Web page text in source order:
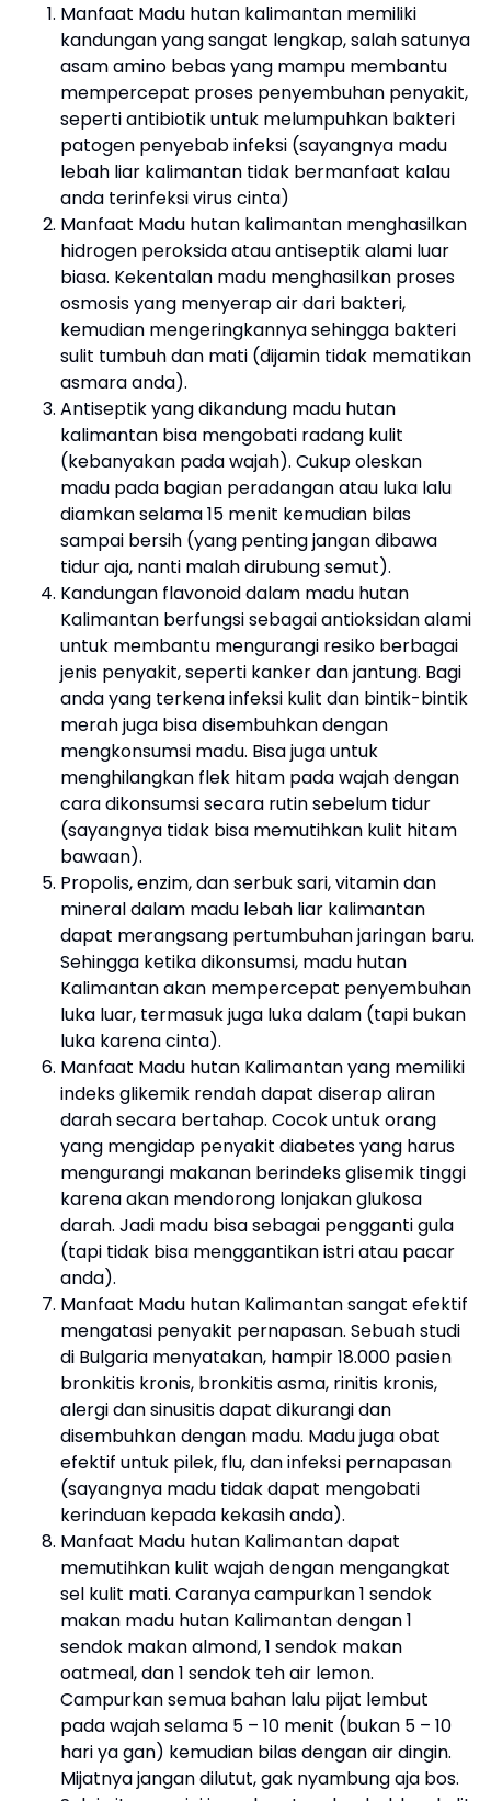
Manfaat Madu hutan kalimantan memiliki
kandungan yang sangat lengkap, salah satunya
asam amino bebas yang mampu membantu
mempercepat proses penyembuhan penyakit,
seperti antibiotik untuk melumpuhkan bakteri
patogen penyebab infeksi (sayangnya madu
lebah liar kalimantan tidak bermanfaat kalau
anda terinfeksi virus cinta)
Manfaat Madu hutan kalimantan menghasilkan
hidrogen peroksida atau antiseptik alami luar
biasa. Kekentalan madu menghasilkan proses
osmosis yang menyerap air dari bakteri,
kemudian mengeringkannya sehingga bakteri
sulit tumbuh dan mati (dijamin tidak mematikan
asmara anda).
Antiseptik yang dikandung madu hutan
kalimantan bisa mengobati radang kulit
(kebanyakan pada wajah). Cukup oleskan
madu pada bagian peradangan atau luka lalu
diamkan selama 15 menit kemudian bilas
sampai bersih (yang penting jangan dibawa
tidur aja, nanti malah dirubung semut).
Kandungan flavonoid dalam madu hutan
Kalimantan berfungsi sebagai antioksidan alami
untuk membantu mengurangi resiko berbagai
jenis penyakit, seperti kanker dan jantung. Bagi
anda yang terkena infeksi kulit dan bintik-bintik
merah juga bisa disembuhkan dengan
mengkonsumsi madu. Bisa juga untuk
menghilangkan flek hitam pada wajah dengan
cara dikonsumsi secara rutin sebelum tidur
(sayangnya tidak bisa memutihkan kulit hitam
bawaan).
Propolis, enzim, dan serbuk sari, vitamin dan
mineral dalam madu lebah liar kalimantan
dapat merangsang pertumbuhan jaringan baru.
Sehingga ketika dikonsumsi, madu hutan
Kalimantan akan mempercepat penyembuhan
luka luar, termasuk juga luka dalam (tapi bukan
luka karena cinta).
Manfaat Madu hutan Kalimantan yang memiliki
indeks glikemik rendah dapat diserap aliran
darah secara bertahap. Cocok untuk orang
yang mengidap penyakit diabetes yang harus
mengurangi makanan berindeks glisemik tinggi
karena akan mendorong lonjakan glukosa
darah. Jadi madu bisa sebagai pengganti gula
(tapi tidak bisa menggantikan istri atau pacar
anda).
Manfaat Madu hutan Kalimantan sangat efektif
mengatasi penyakit pernapasan. Sebuah studi
di Bulgaria menyatakan, hampir 18.000 pasien
bronkitis kronis, bronkitis asma, rinitis kronis,
alergi dan sinusitis dapat dikurangi dan
disembuhkan dengan madu. Madu juga obat
efektif untuk pilek, flu, dan infeksi pernapasan
(sayangnya madu tidak dapat mengobati
kerinduan kepada kekasih anda).
Manfaat Madu hutan Kalimantan dapat
memutihkan kulit wajah dengan mengangkat
sel kulit mati. Caranya campurkan 1 sendok
makan madu hutan Kalimantan dengan 1
sendok makan almond, 1 sendok makan
oatmeal, dan 1 sendok teh air lemon.
Campurkan semua bahan lalu pijat lembut
pada wajah selama 5 – 10 menit (bukan 5 – 10
hari ya gan) kemudian bilas dengan air dingin.
Mijatnya jangan dilutut, gak nyambung aja bos.